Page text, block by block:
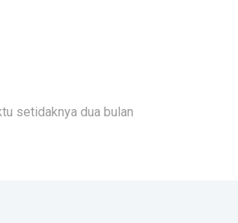
setidaknya dua bulan